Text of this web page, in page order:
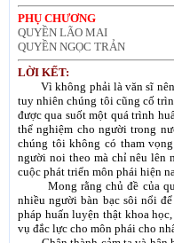
PHỤ CHƯƠNG
QUYỀN LÃO MAI
QUYỀN NGỌC TRẢN
LỜI KẾT:
Vì không phải là văn sĩ nên
tuy nhiên chúng tôi cũng cố
được qua suốt một quá trình
thể nghiệm cho người trong
chúng tôi không có tham
người noi theo mà chỉ nêu lên
cuộc phát triển môn phái hiện
Mong rằng chủ đề của
nhiều người bàn bạc sôi nổi
pháp huấn luyện thật khoa
vụ đắc lực cho môn phái cho